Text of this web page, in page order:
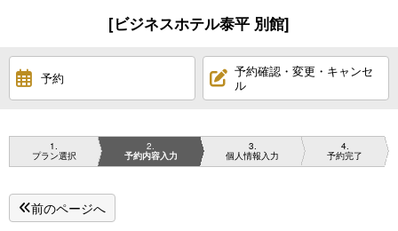
[ビジネスホテル泰平 別館]
予約
予約確認・変更・キャンセ
ル
1
プラン選択
2
予約内容入力
3
個人情報入力
4
予約完了
前のページへ